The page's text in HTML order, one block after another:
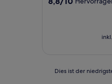
Dies ist der